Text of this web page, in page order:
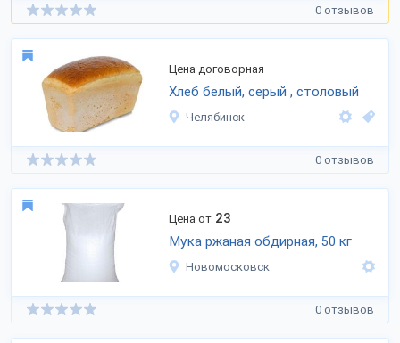
0 отзывов
Цена договорная
Хлеб белый, серый , столовый
Челябинск
0 отзывов
Цена от 23
Мука ржаная обдирная, 50 кг
Новомосковск
0 отзывов